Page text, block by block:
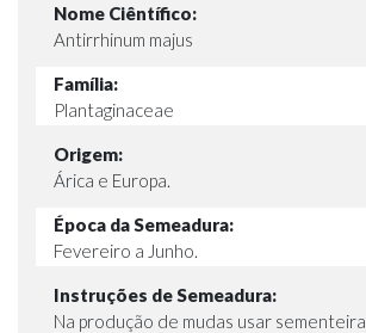
Nome Ciêntífico:
Antirrhinum majus
Família:
Plantaginaceae
Origem:
Árica e Europa.
Época da Semeadura:
Fevereiro a Junho.
Instruções de Semeadura:
Na produção de mudas usar